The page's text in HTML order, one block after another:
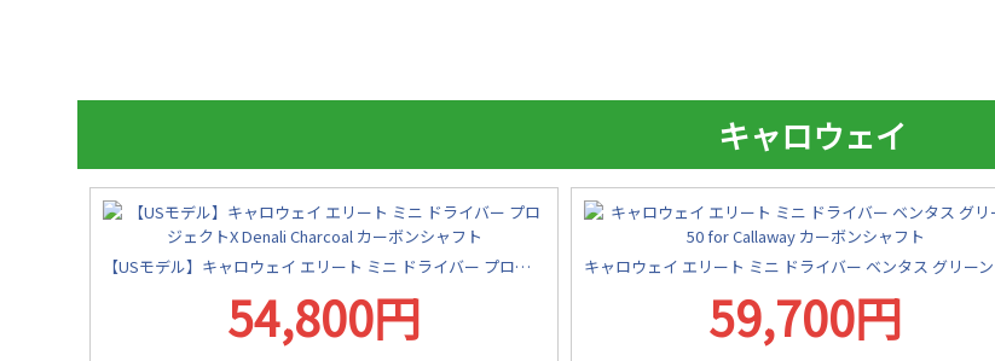
キャロウェイ
【USモデル】キャロウェイ エリート ミニ ドライバー プロジェクトX Denali Charcoal カーボンシャフト
54,800円 59,700円